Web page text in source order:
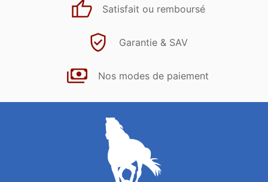
Satisfait ou remboursé
Garantie & SAV
Nos modes de paiement